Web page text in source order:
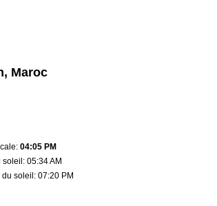
Maroc
04:05 PM
soleil: 05:34 AM
soleil: 07:20 PM